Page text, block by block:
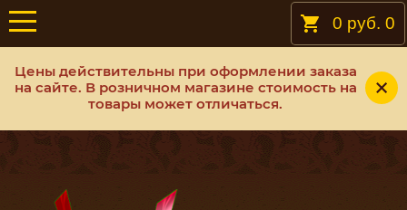
Цены действительны при оформлении заказа
на сайте. В розничном магазине стоимость на
товары может отличаться.
0 руб. 0